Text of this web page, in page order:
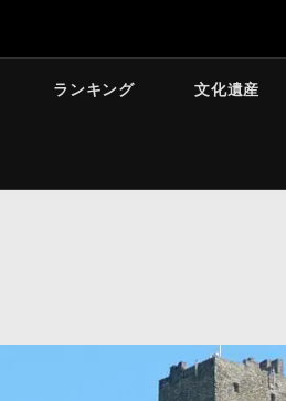
ランキング 文化遺産